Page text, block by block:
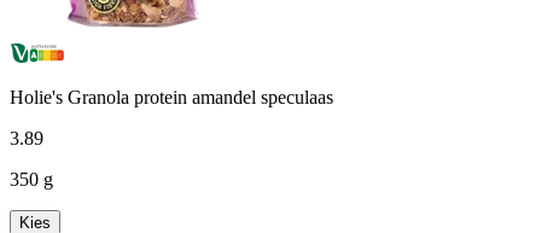
Holie's Granola protein amandel speculaas
3.89
350 g
Kies